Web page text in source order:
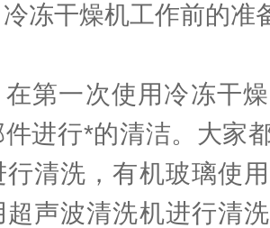
干燥机工作前的准
一次使用冷冻干燥
进行*的清洁。大家
行清洗，有机玻璃使
超声波清洗机进行清